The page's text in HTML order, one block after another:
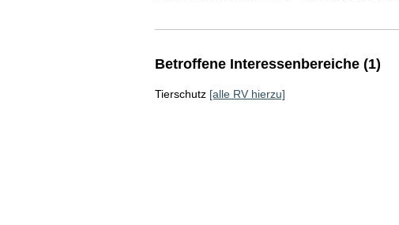
Betroffene Interessenbereiche (1)
Tierschutz [alle RV hierzu]